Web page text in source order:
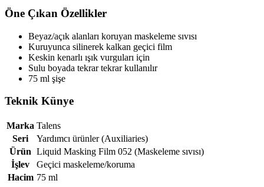
Öne Çıkan Özellikler
Beyaz/açık alanları koruyan maskeleme sıvısı
Kuruyunca silinerek kalkan geçici film
Keskin kenarlı ışık vurguları için
Sulu boyada tekrar tekrar kullanılır
75 ml şişe
Teknik Künye
Marka Talens
Seri
Yardımcı ürünler (Auxiliaries)
Ürün Liquid Masking Film 052 (Maskeleme sıvısı)
İşlev
Geçici maskeleme/koruma
Hacim 75 ml